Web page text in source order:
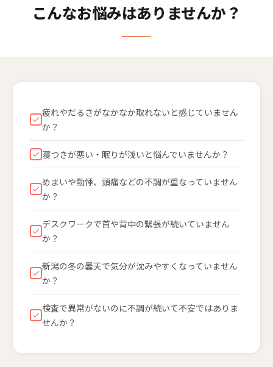
こんなお悩みはありませんか？
疲れやだるさがなかなか取れないと感じていません
か？
寝つきが悪い・眠りが浅いと悩んでいませんか？
めまいや動悸、頭痛などの不調が重なっていません
か？
デスクワークで首や背中の緊張が続いていません
か？
新潟の冬の曇天で気分が沈みやすくなっていません
か？
検査で異常がないのに不調が続いて不安ではありま
せんか？